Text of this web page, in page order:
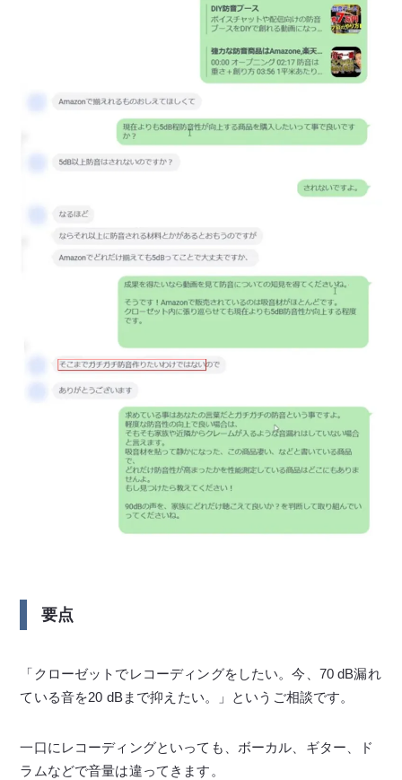
要点
「クローゼットでレコーディングをしたい。今、70 dB漏れ
ている音を20 dBまで抑えたい。」というご相談です。
一口にレコーディングといっても、ボーカル、ギター、ド
ラムなどで音量は違ってきます。